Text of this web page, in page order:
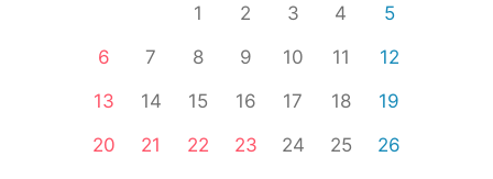
1 2 3 4
5
6
7 8 9 10 11
12
13
14 15 16 17 18
19
20
21 22 23 24 25
26